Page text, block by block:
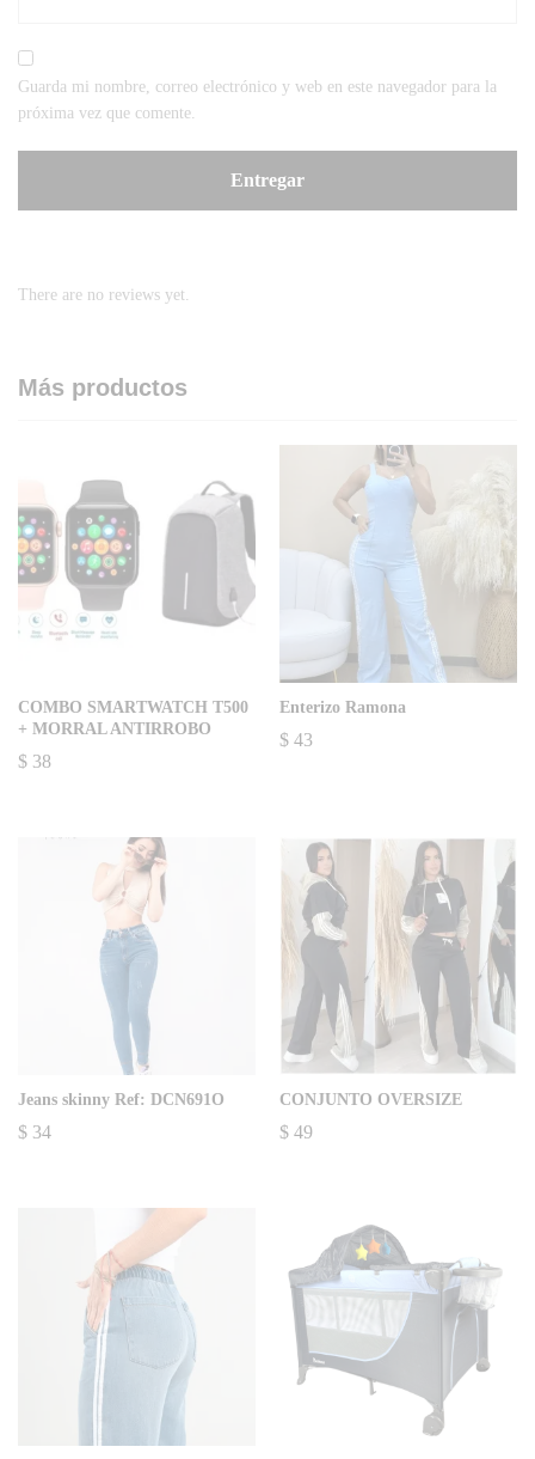
Guarda mi nombre, correo electrónico y web en este navegador para la
próxima vez que comente.
There are no reviews yet.
Más productos
COMBO SMARTWATCH T500
+ MORRAL ANTIRROBO
$ 38
Enterizo Ramona
$ 43
Jeans skinny Ref: DCN691O
$ 34
CONJUNTO OVERSIZE
$ 49